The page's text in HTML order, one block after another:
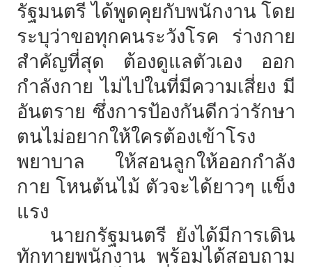
รัฐมนตรี​ ได้พูดคุย​กับพนักงาน​ โดย
ระบุว่าขอทุกคนระวังโรค​ ร่างกาย
สำคัญที่สุด​ ต้องดูแลตัวเอง​ ออก
กำลังกาย​ ไม่ไปในที่มีความเสี่ยง​ มี
อันตราย​ ซึ่งการป้องกันดีกว่ารักษา​
ตนไม่อยากให้ใครต้องเข้าโรง
พยาบาล​ ให้สอนลูกให้ออกกำลัง
กาย​ โหนต้นไม้​ ตัวจะได้ยาวๆ​ แข็ง
แรง
นายกรัฐมนตรี​ ยังได้มีการเดิน
ทักทายพนักงาน พร้อมได้สอบถาม